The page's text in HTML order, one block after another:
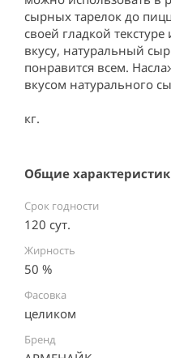
сырных тарелок до
своей гладкой
вкусу, натуральный
понравится всем.
вкусом
кг.
Общие
Срок годности
120 сут.
Жирность
50 %
Фасовка
целиком
Бренд